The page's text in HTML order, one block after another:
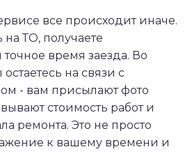
все происходит иначе.
ТО, получаете
время заезда. Во
на связи с
- вам присылают фото
стоимость работ и
ремонта. Это не просто
к вашему времени и